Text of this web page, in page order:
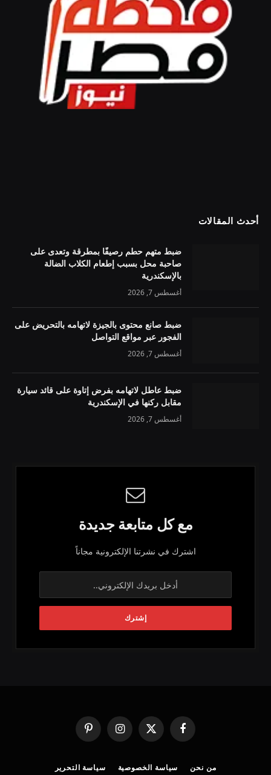
أحدث المقالات
ضبط متهم حطم رصيفًا بمطرقة وتعدى على
صاحبة محل بسبب إطعام الكلاب الضالة
بالإسكندرية
أغسطس 7, 2026
ضبط صانع محتوى بالجيزة لاتهامه بالتحريض على
الفجور عبر مواقع التواصل
أغسطس 7, 2026
ضبط عاطل لاتهامه بفرض إتاوة على قائد سيارة
مقابل ركنها في الإسكندرية
أغسطس 7, 2026
مع كل متابعة جديدة
اشترك في نشرتنا الإلكترونية مجاناً
فيسبوك
X
(Twitter)
الانستغرامبينتيريست
من نحن سياسة الخصوصية سياسة التحرير